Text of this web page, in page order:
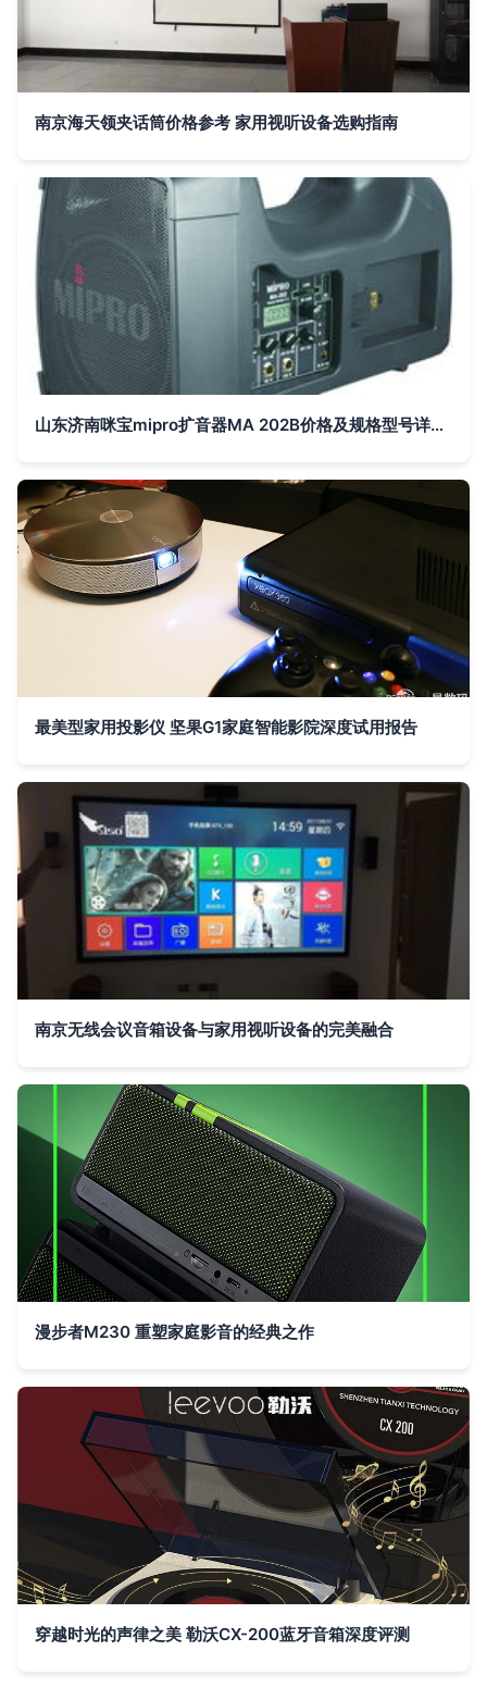
南京海天领夹话筒价格参考 家用视听设备选购指南
山东济南咪宝mipro扩音器MA 202B价格及规格型号详解 家用视听设备的理想选择
最美型家用投影仪 坚果G1家庭智能影院深度试用报告
南京无线会议音箱设备与家用视听设备的完美融合
漫步者M230 重塑家庭影音的经典之作
穿越时光的声律之美 勒沃CX-200蓝牙音箱深度评测